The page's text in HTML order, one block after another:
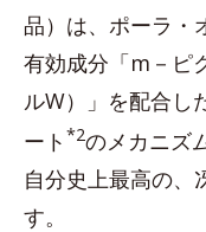
品）は、ポーラ・
有効成分「m－ピ
ルW）」を配合し
ート *2のメカニズ
自分史上最高の、
す。